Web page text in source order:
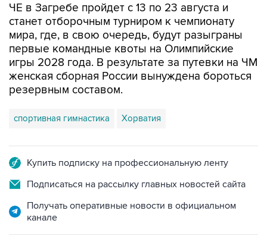
ЧЕ в Загребе пройдет с 13 по 23 августа и
станет отборочным турниром к чемпионату
мира, где, в свою очередь, будут разыграны
первые командные квоты на Олимпийские
игры 2028 года. В результате за путевки на ЧМ
женская сборная России вынуждена бороться
резервным составом.
спортивная гимнастика Хорватия
Купить подписку на профессиональную ленту
Подписаться на рассылку главных новостей сайта
Получать оперативные новости в официальном
канале